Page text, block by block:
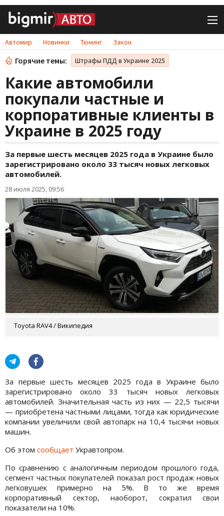
Автомир Новинки Тюнинг Закон
Горячие темы: Штрафы ПДД в Украине 2025
Какие автомобили
покупали частные и
корпоративные клиенты в
Украине в 2025 году
За первые шесть месяцев 2025 года в Украине было
зарегистрировано около 33 тысяч новых легковых
автомобилей.
28 июля 2025, 09:56
Toyota RAV4 / Википедия
За первые шесть месяцев 2025 года в Украине было
зарегистрировано около 33 тысяч новых легковых
автомобилей. Значительная часть из них — 22,5 тысячи
— приобретена частными лицами, тогда как юридические
компании увеличили свой автопарк на 10,4 тысячи новых
машин.
Об этом сообщает Укравтопром.
По сравнению с аналогичным периодом прошлого года,
сегмент частных покупателей показал рост продаж новых
легковушек примерно на 5%. В то же время
корпоративный сектор, наоборот, сократил свои
показатели на 10%.